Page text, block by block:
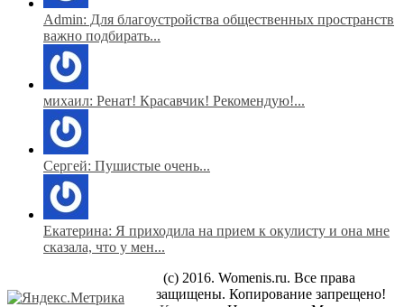
Admin: Для благоустройства общественных пространств
важно подбирать...
михаил: Ренат! Красавчик! Рекомендую!...
Сергей: Пушистые очень...
Екатерина: Я приходила на прием к окулисту и она мне
сказала, что у мен...
(c) 2016. Womenis.ru. Все права
защищены. Копирование запрещено!